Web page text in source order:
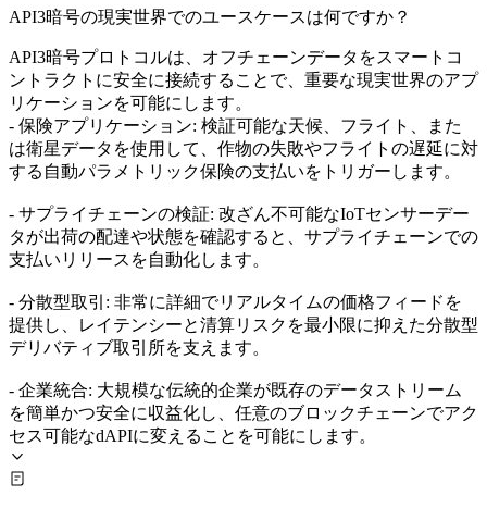
API3暗号の現実世界でのユースケースは何ですか？
API3暗号プロトコルは、オフチェーンデータをスマートコ
ントラクトに安全に接続することで、重要な現実世界のアプ
リケーションを可能にします。
- 保険アプリケーション: 検証可能な天候、フライト、また
は衛星データを使用して、作物の失敗やフライトの遅延に対
する自動パラメトリック保険の支払いをトリガーします。
- サプライチェーンの検証: 改ざん不可能なIoTセンサーデー
タが出荷の配達や状態を確認すると、サプライチェーンでの
支払いリリースを自動化します。
- 分散型取引: 非常に詳細でリアルタイムの価格フィードを
提供し、レイテンシーと清算リスクを最小限に抑えた分散型
デリバティブ取引所を支えます。
- 企業統合: 大規模な伝統的企業が既存のデータストリーム
を簡単かつ安全に収益化し、任意のブロックチェーンでアク
セス可能なdAPIに変えることを可能にします。